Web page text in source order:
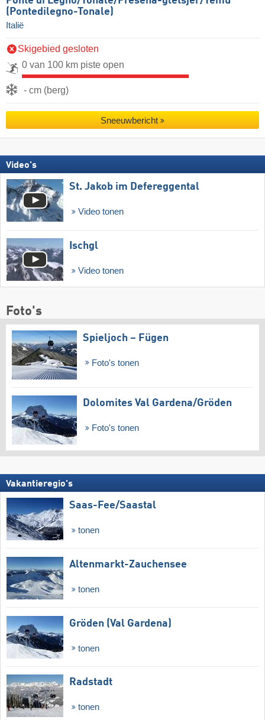
(Pontedilegno-Tonale)
Italië
Skigebied gesloten
0 van 100 km piste open
- cm (berg)
Sneeuwbericht
Video's
St. Jakob im Defereggental
Video tonen
Ischgl
Video tonen
Foto's
Spieljoch – Fügen
Foto's tonen
Dolomites Val Gardena/​Gröden
Foto's tonen
Vakantieregio's
Saas-Fee/​Saastal
tonen
Altenmarkt-Zauchensee
tonen
Gröden (Val Gardena)
tonen
Radstadt
tonen